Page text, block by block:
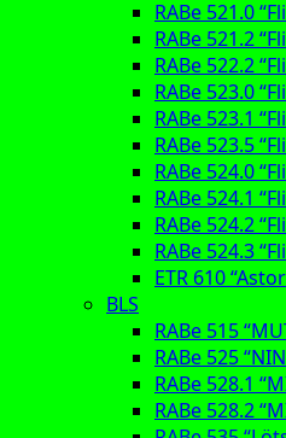
RABe 521.0
RABe 521.2
RABe 522.2
RABe 523.0
RABe 523.1
RABe 523.5
RABe 524.0
RABe 524.1
RABe 524.2
RABe 524.3
ETR 610
BLS
RABe 515
RABe 525
RABe 528.1
RABe 528.2